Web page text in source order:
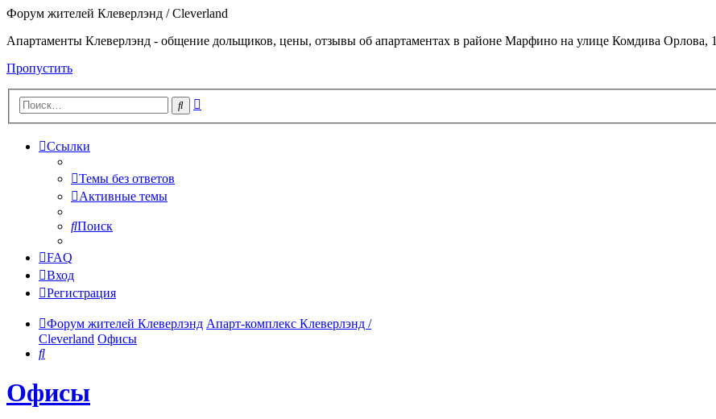
Форум жителей Клеверлэнд / Cleverland
Апартаменты Клеверлэнд - общение дольщиков, цены, отзывы об апартаментах в районе Марфино на улице Комдива Орлова, 1
Пропустить
Поиск
Ссылки
Темы без ответов
Активные темы
Поиск
FAQ
Вход
Регистрация
Форум жителей Клеверлэнд Апарт-комплекс Клеверлэнд /
Cleverland Офисы
Поиск
Офисы